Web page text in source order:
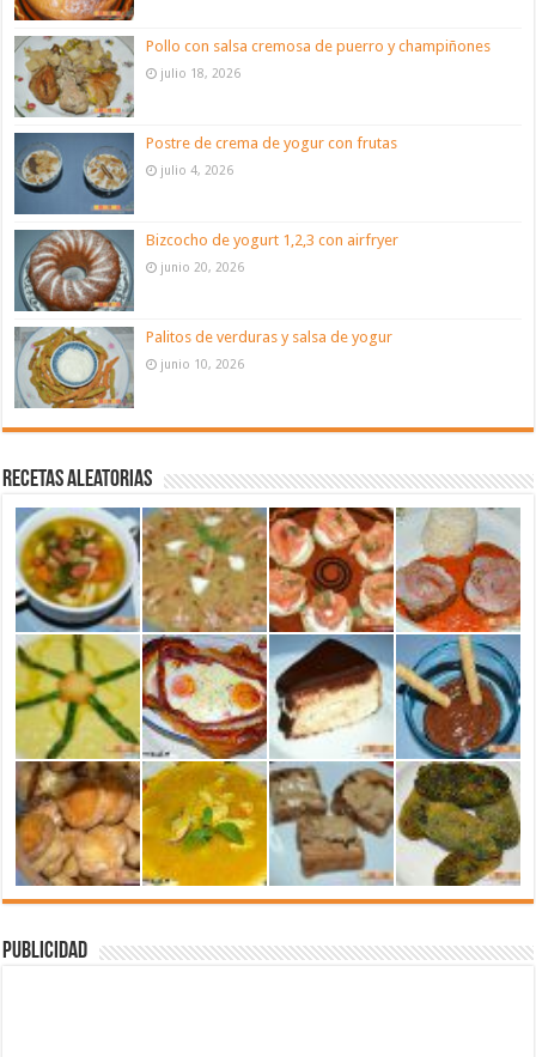
Pollo con salsa cremosa de puerro y champiñones
julio 18, 2026
Postre de crema de yogur con frutas
julio 4, 2026
Bizcocho de yogurt 1,2,3 con airfryer
junio 20, 2026
Palitos de verduras y salsa de yogur
junio 10, 2026
Recetas aleatorias
Publicidad